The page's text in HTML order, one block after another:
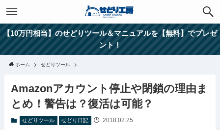
【10万円相当】のせどりツール＆マニュアルを【無料】でプレゼ
ント！
ホーム せどりツール
Amazonアカウント停止や閉鎖の理由ま
とめ！警告は？復活は可能？
せどりツール せどり日記 2018.02.25